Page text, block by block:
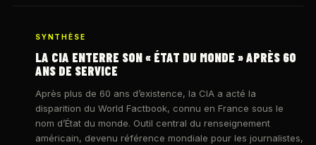
SYNTHÈSE
LA CIA ENTERRE SON « ÉTAT DU MONDE » APRÈS 60
ANS DE SERVICE
Après plus de 60 ans d’existence, la CIA a acté la
disparition du World Factbook, connu en France sous le
nom d’État du monde. Outil central du renseignement
américain, devenu référence mondiale pour les journalistes,